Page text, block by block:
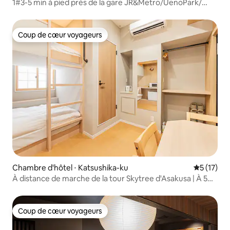
1#3-5 min à pied près de la gare JR&Metro/UenoPark/
Coup de cœur voyageurs
Coup de cœur voyageurs
Chambre d'hôtel ⋅ Katsushika-ku
5 (17)
À distance de marche de la tour Skytree d'Asakusa | À 5
Ueno et Shinjuku depuis la station Horikiri
Coup de cœur voyageurs
Coup de cœur voyageurs